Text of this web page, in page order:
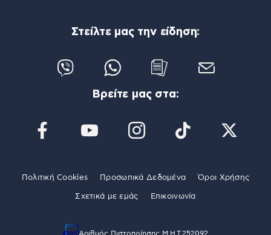
Στείλτε μας την είδηση:
Βρείτε μας στα:
Πολιτική Cookies Προσωπικά Δεδομένα Όροι Χρήσης
Σχετικά με εμάς Επικοινωνία
Αριθμός Πιστοποίησης Μ.Η.Τ.252092